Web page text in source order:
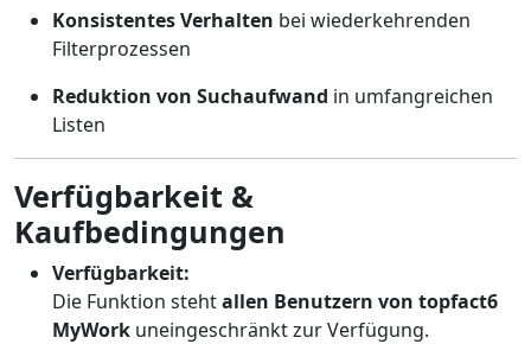
Konsistentes Verhalten bei wiederkehrenden
Filterprozessen
Reduktion von Suchaufwand in umfangreichen
Listen
Verfügbarkeit &
Kaufbedingungen
Verfügbarkeit:
Die Funktion stehtallen Benutzern von topfact6
MyWork uneingeschränkt zur Verfügung.